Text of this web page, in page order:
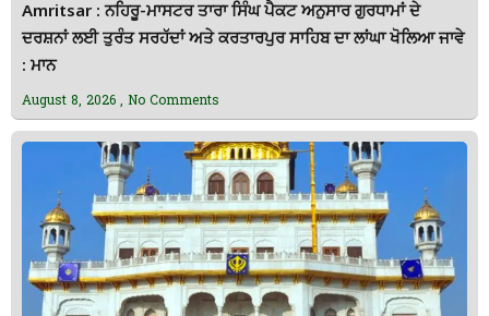
Amritsar : ਨਹਿਰੂ-ਮਾਸਟਰ ਤਾਰਾ ਸਿੰਘ ਪੈਕਟ ਅਨੁਸਾਰ ਗੁਰਧਾਮਾਂ ਦੇ
ਦਰਸ਼ਨਾਂ ਲਈ ਤੁਰੰਤ ਸਰਹੱਦਾਂ ਅਤੇ ਕਰਤਾਰਪੁਰ ਸਾਹਿਬ ਦਾ ਲਾਂਘਾ ਖੋਲਿਆ ਜਾਵੇ
: ਮਾਨ
August 8, 2026 No Comments